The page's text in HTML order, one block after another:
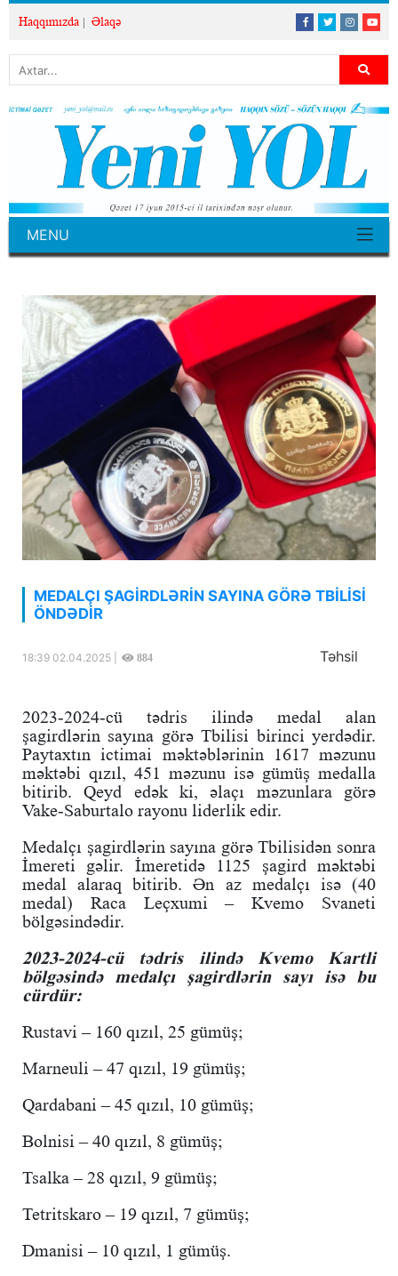
Haqqımızda Əlaqə
MENU
MEDALÇI ŞAGİRDLƏRİN SAYINA GÖRƏ TBİLİSİ
ÖNDƏDİR
18:39 02.04.2025 | 884 Təhsil
2023-2024-cü tədris ilində medal alan
şagirdlərin sayına görə Tbilisi birinci yerdədir.
Paytaxtın ictimai məktəblərinin 1617 məzunu
məktəbi qızıl, 451 məzunu isə gümüş medalla
bitirib. Qeyd edək ki, əlaçı məzunlara görə
Vake-Saburtalo rayonu liderlik edir.
Medalçı şagirdlərin sayına görə Tbilisidən sonra
İmereti gəlir. İmeretidə 1125 şagird məktəbi
medal alaraq bitirib. Ən az medalçı isə (40
medal) Raca Leçxumi – Kvemo Svaneti
bölgəsindədir.
2023-2024-cü tədris ilində Kvemo Kartli
bölgəsində medalçı şagirdlərin sayı isə bu
cürdür:
Rustavi – 160 qızıl, 25 gümüş;
Marneuli – 47 qızıl, 19 gümüş;
Qardabani – 45 qızıl, 10 gümüş;
Bolnisi – 40 qızıl, 8 gümüş;
Tsalka – 28 qızıl, 9 gümüş;
Tetritskaro – 19 qızıl, 7 gümüş;
Dmanisi – 10 qızıl, 1 gümüş.